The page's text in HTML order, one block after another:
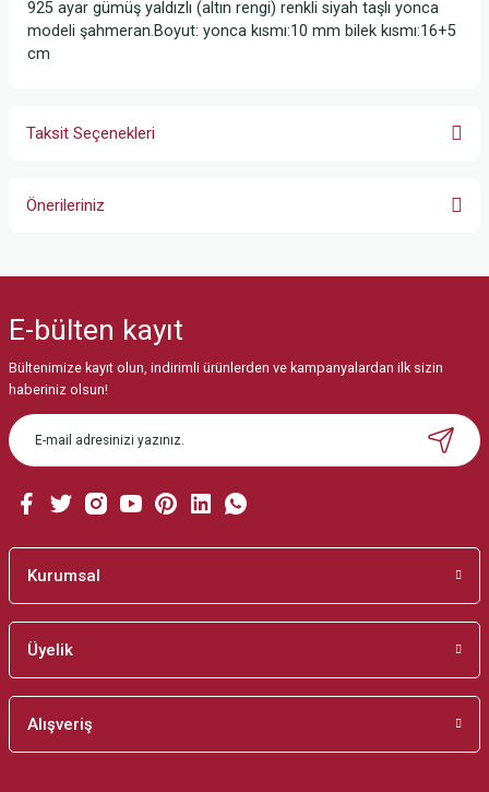
925 ayar gümüş yaldızlı (altın rengi) renkli siyah taşlı yonca
modeli şahmeran.Boyut: yonca kısmı:10 mm bilek kısmı:16+5
cm
Taksit Seçenekleri
Önerileriniz
Görüş ve önerileriniz için teşekkür ederiz.
Ürün resmi kalitesiz, bozuk veya görüntülenemiyor.
Ürün açıklamasında eksik bilgiler bulunuyor.
Ürün bilgilerinde hatalar bulunuyor.
Bu ürüne benzer farklı alternatifler olmalı.
E-bülten kayıt
Bültenimize kayıt olun, indirimli ürünlerden ve kampanyalardan ilk sizin
haberiniz olsun!
Kurumsal
Üyelik
Alışveriş